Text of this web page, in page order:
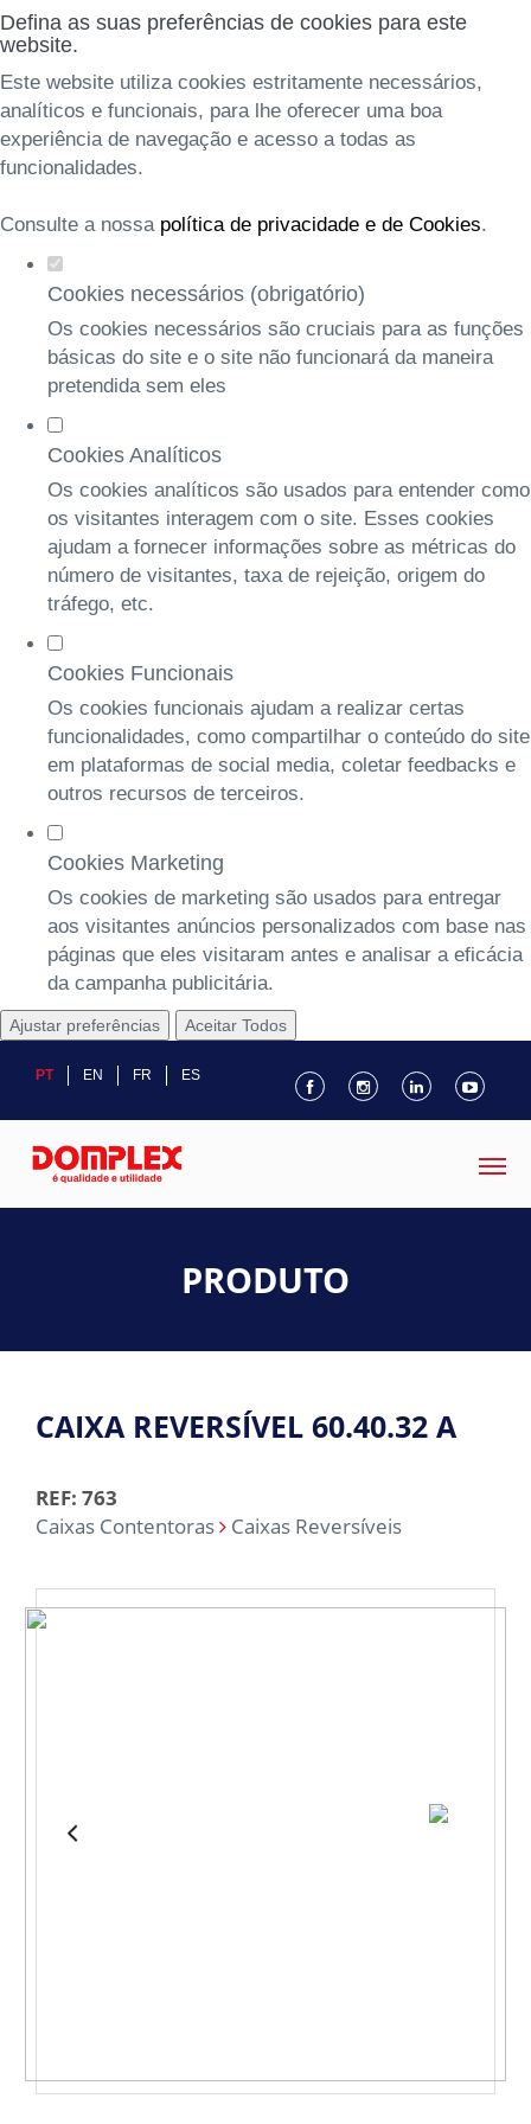
Defina as suas preferências de cookies para este
website.
Este website utiliza cookies estritamente necessários,
analíticos e funcionais, para lhe oferecer uma boa
experiência de navegação e acesso a todas as
funcionalidades.
Consulte a nossa política de privacidade e de Cookies.
Cookies necessários (obrigatório)
Os cookies necessários são cruciais para as funções
básicas do site e o site não funcionará da maneira
pretendida sem eles
Cookies Analíticos
Os cookies analíticos são usados para entender como
os visitantes interagem com o site. Esses cookies
ajudam a fornecer informações sobre as métricas do
número de visitantes, taxa de rejeição, origem do
tráfego, etc.
Cookies Funcionais
Os cookies funcionais ajudam a realizar certas
funcionalidades, como compartilhar o conteúdo do site
em plataformas de social media, coletar feedbacks e
outros recursos de terceiros.
Cookies Marketing
Os cookies de marketing são usados para entregar
aos visitantes anúncios personalizados com base nas
páginas que eles visitaram antes e analisar a eficácia
da campanha publicitária.
Ajustar preferências Aceitar Todos
PT EN FR ES
PRODUTO
CAIXA REVERSÍVEL 60.40.32 A
REF: 763
Caixas Contentoras
Caixas Reversíveis